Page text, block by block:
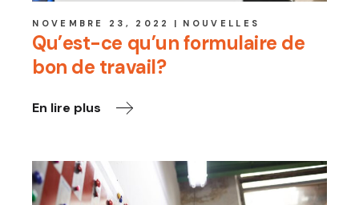
NOVEMBRE 23, 2022 NOUVELLES
Qu’est-ce qu’un formulaire de
bon de travail?
En lire plus